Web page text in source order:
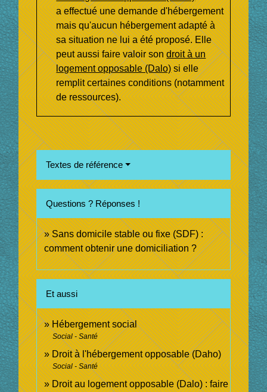
a effectué une demande d'hébergement
mais qu'aucun hébergement adapté à
sa situation ne lui a été proposé. Elle
peut aussi faire valoir sondroit à un
logement opposable (Dalo)si elle
remplit certaines conditions (notamment
de ressources).
Textes de référence
Questions ? Réponses !
Sans domicile stable ou fixe (SDF) :
comment obtenir une domiciliation ?
Et aussi
Hébergement social
Social - Santé
Droit à l'hébergement opposable (Daho)
Social - Santé
Droit au logement opposable (Dalo) : faire